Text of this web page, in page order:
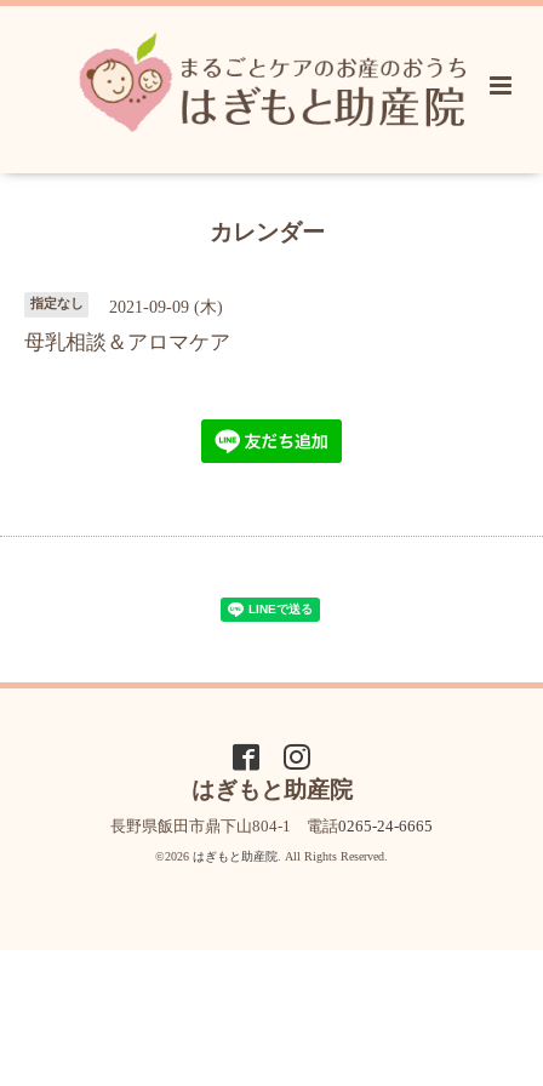
カレンダー
指定なし 2021-09-09 (木)
母乳相談＆アロマケア
はぎもと助産院
長野県飯田市鼎下山804-1 電話0265-24-6665
©2026 はぎもと助産院 . All Rights Reserved.